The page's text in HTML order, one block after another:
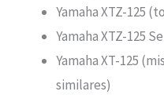
Yamaha XTZ-125
Yamaha XTZ-125
Yamaha XT-125
similares)